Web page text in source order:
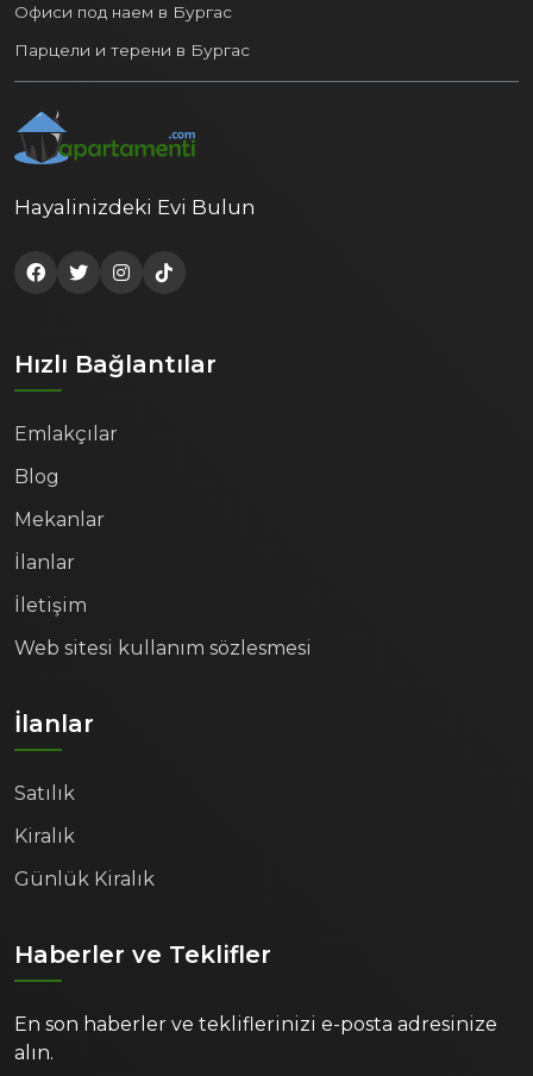
Офиси под наем в Бургас
Парцели и терени в Бургас
Hayalinizdeki Evi Bulun
Hızlı Bağlantılar
Emlakçılar
Blog
Mekanlar
İlanlar
İletişim
Web sitesi kullanım sözlesmesi
İlanlar
Satılık
Kiralık
Günlük Kiralık
Haberler ve Teklifler
En son haberler ve tekliflerinizi e-posta adresinize
alın.